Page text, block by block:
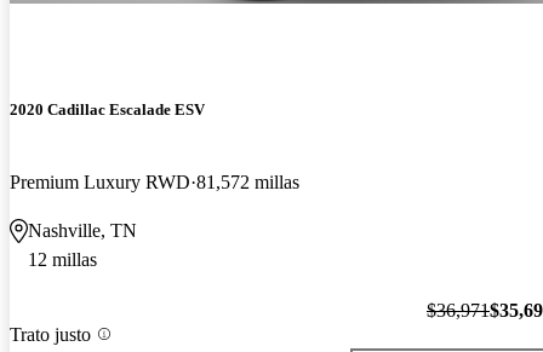
2020 Cadillac Escalade ESV
Premium Luxury RWD 81,572 millas
Nashville, TN
12 millas
Trato justo
$36,971